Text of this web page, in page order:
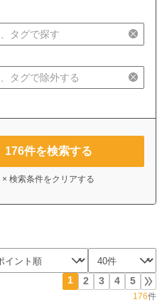
176件を検索する
× 検索条件をクリアする
1 2 3 4 5
176件